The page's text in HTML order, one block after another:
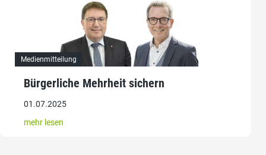
Medienmitteilung
Bürgerliche Mehrheit sichern
01.07.2025
mehr lesen